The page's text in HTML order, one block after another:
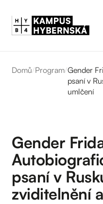
Domů/Program/Gender
psaní v
umlčení
Gender
psaní v
zviditelnění